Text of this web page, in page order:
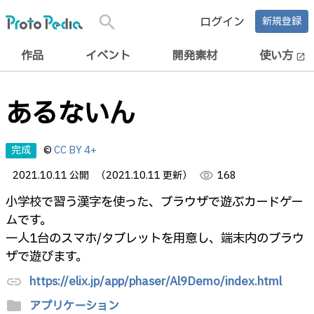
search ログイン 新規登録
作品 イベント 開発素材 使い方 open_in_new
あるないん
完成 ©CC BY 4+
2021.10.11 公開
（2021.10.11 更新） visibility 168
小学校で習う漢字を使った、ブラウザで遊ぶカードゲー
ムです。
一人1台のスマホ/タブレットを用意し、端末内のブラウ
ザで遊びます。
link https://elix.jp/app/phaser/Al9Demo/index.html
folder アプリケーション